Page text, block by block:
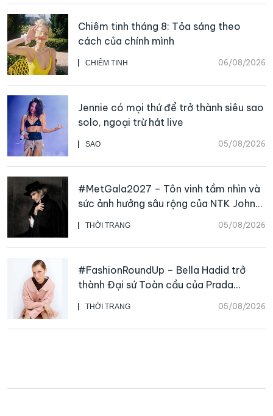
CHIÊM TINH 06/08/2026
Chiêm tinh tháng 8: Tỏa sáng theo
cách của chính mình
SAO 05/08/2026
Jennie có mọi thứ để trở thành siêu sao
solo, ngoại trừ hát live
THỜI TRANG 05/08/2026
#MetGala2027 – Tôn vinh tầm nhìn và
sức ảnh hưởng sâu rộng của NTK John
Galliano
THỜI TRANG 05/08/2026
#FashionRoundUp – Bella Hadid trở
thành Đại sứ Toàn cầu của Prada
Beauty, CHANEL mua lại Charvet